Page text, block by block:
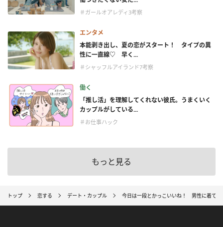
＃ガールオアレディ3考察
エンタメ
本能剥き出し、夏の恋がスタート！ タイプの異
性に一直線♡ 早く...
＃シャッフルアイランド7考察
働く
「推し活」を理解してくれない彼氏。うまくいく
カップルがしている...
＃お仕事ハック
もっと見る
トップ 恋する デート・カップル 今日は一段とかっこいいね！ 男性に着てほ